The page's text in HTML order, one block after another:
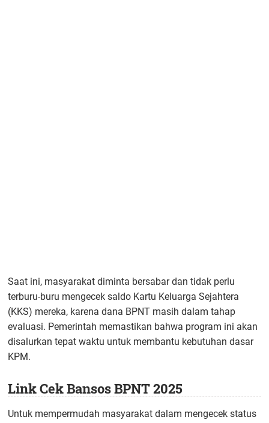
Saat ini, masyarakat diminta bersabar dan tidak perlu
terburu-buru mengecek saldo Kartu Keluarga Sejahtera
(KKS) mereka, karena dana BPNT masih dalam tahap
evaluasi. Pemerintah memastikan bahwa program ini akan
disalurkan tepat waktu untuk membantu kebutuhan dasar
KPM.
Link Cek Bansos BPNT 2025
Untuk mempermudah masyarakat dalam mengecek status